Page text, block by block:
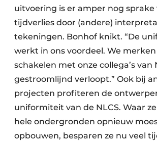
uitvoering is er amper nog sprake
tijdverlies door (andere)
tekeningen. Bonhof knikt. “De
werkt in ons voordeel. We
schakelen met onze collega’s van
gestroomlijnd verloopt.” Ook bij
projecten profiteren de
uniformiteit van de NLCS. Waar
hele ondergronden opnieuw
opbouwen, besparen ze nu veel